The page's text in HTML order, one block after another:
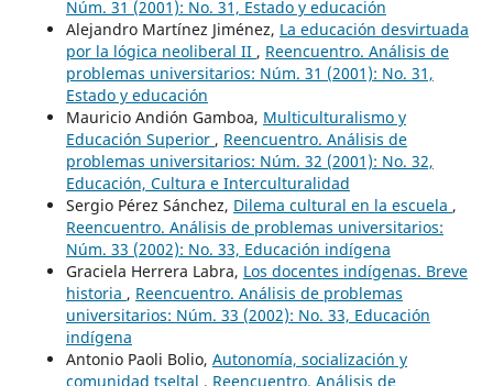
Núm. 31 (2001): No. 31, Estado y educación
Alejandro Martínez Jiménez, La educación desvirtuada
por la lógica neoliberal II , Reencuentro. Análisis de
problemas universitarios: Núm. 31 (2001): No. 31,
Estado y educación
Mauricio Andión Gamboa, Multiculturalismo y
Educación Superior , Reencuentro. Análisis de
problemas universitarios: Núm. 32 (2001): No. 32,
Educación, Cultura e Interculturalidad
Sergio Pérez Sánchez, Dilema cultural en la escuela ,
Reencuentro. Análisis de problemas universitarios:
Núm. 33 (2002): No. 33, Educación indígena
Graciela Herrera Labra, Los docentes indígenas. Breve
historia , Reencuentro. Análisis de problemas
universitarios: Núm. 33 (2002): No. 33, Educación
indígena
Antonio Paoli Bolio, Autonomía, socialización y
comunidad tseltal , Reencuentro. Análisis de